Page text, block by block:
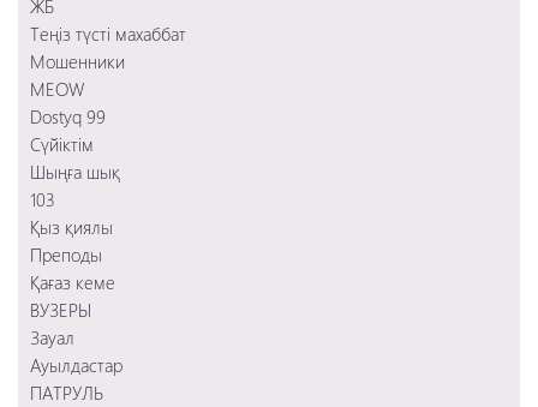
Сүйіктім
Мошенники
ЖБ
Теңіз түсті махаббат
Мошенники
MEOW
Dostyq 99
Сүйіктім
Шыңға шық
103
Қыз қиялы
Преподы
Қағаз кеме
ВУЗЕРЫ
Зауал
Ауылдастар
ПАТРУЛЬ